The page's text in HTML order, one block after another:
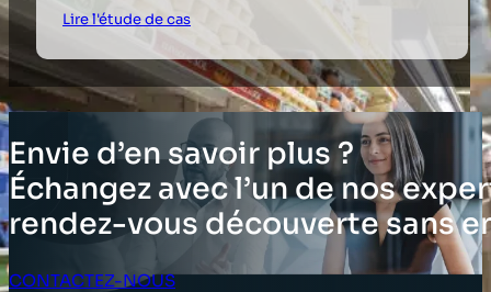
Lire l'étude de cas
Envie d’en savoir plus ?
Échangez avec l’un de nos
rendez-vous découverte sans
CONTACTEZ-NOUS